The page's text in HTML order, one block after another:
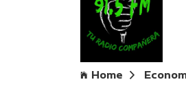
Home